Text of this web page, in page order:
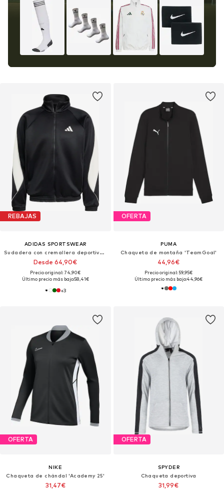
REBAJAS
ADIDAS SPORTSWEAR
Sudadera con cremallera deportiva 'Stadium'
Desde 64,90€
Precio original: 74,90€
Último precio más bajo:58,41€
+3
OFERTA
PUMA
Chaqueta de montaña 'TeamGoal'
44,96€
Precio original: 59,95€
Último precio más bajo:44,96€
OFERTA
NIKE
Chaqueta de chándal 'Academy 25'
31,47€
OFERTA
SPYDER
Chaqueta deportiva
31,99€